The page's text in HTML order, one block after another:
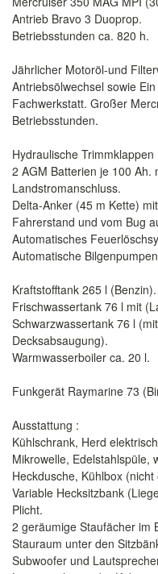
Antrieb Bravo 3 Duoprop.
Betriebsstunden ca. 820 h.
Jährlicher Motoröl-und
Antriebsölwechsel sowie
Fachwerkstatt. Großer
Betriebsstunden.
Hydraulische Trimmklappen
2 AGM Batterien je 100 Ah.
Landstromanschluss.
Delta-Anker (45 m Kette)
Fahrerstand und vom Bug
Automatisches
Automatische
Kraftstofftank 265 l (Benzin).
Frischwassertank 76 l mit
Schwarzwassertank 76 l
Decksabsaugung).
Warmwasserboiler ca. 20 l.
Funkgerät Raymarine 73
Ausstattung :
Kühlschrank, Herd
Mikrowelle, Edelstahlspüle,
Heckdusche, Kühlbox (nicht
Variable Hecksitzbank
Plicht.
2 geräumige Staufächer im
Stauraum unter den
Subwoofer und